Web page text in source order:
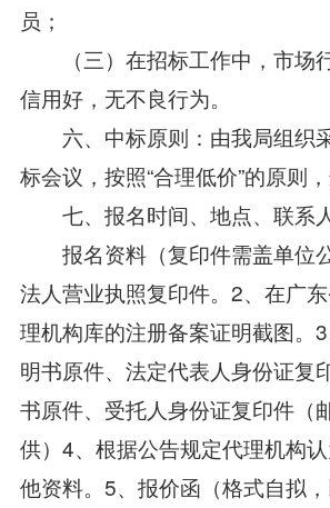
员；
（三）在招标工作中，市场
信用好，无不良行为。
六、中标原则：由我局组织
标会议，按照“合理低价”的原则
七、报名时间、地点、联系
报名资料（复印件需盖单位
法人营业执照复印件。2、在广
理机构库的注册备案证明截图。
明书原件、法定代表人身份证复
书原件、受托人身份证复印件（
供）4、根据公告规定代理机构
他资料。5、报价函（格式自拟